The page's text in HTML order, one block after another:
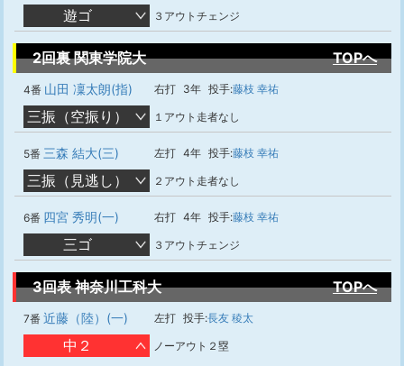
遊ゴ ３アウトチェンジ
2回裏 関東学院大 TOPへ
4番 山田 凜太朗(指) 右打 3年 投手:藤枝 幸祐
三振（空振り） １アウト走者なし
5番 三森 結大(三) 左打 4年 投手:藤枝 幸祐
三振（見逃し） ２アウト走者なし
6番 四宮 秀明(一) 右打 4年 投手:藤枝 幸祐
三ゴ ３アウトチェンジ
3回表 神奈川工科大 TOPへ
7番 近藤（陸）(一) 左打 投手:長友 稜太
中２ ノーアウト２塁